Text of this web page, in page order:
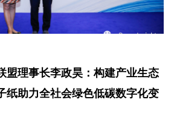
盟理事长李政昊：构建产业生态
纸助力全社会绿色低碳数字化变